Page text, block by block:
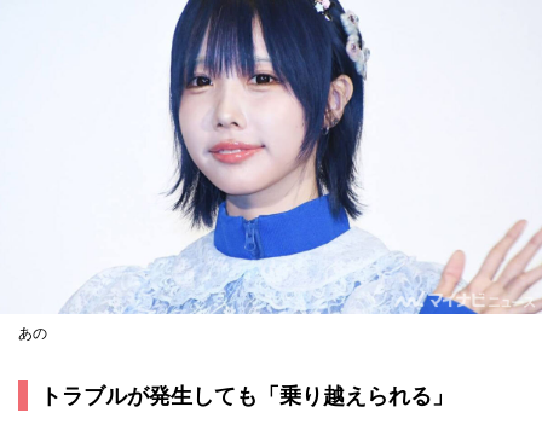
あの
トラブルが発生しても「乗り越えられる」